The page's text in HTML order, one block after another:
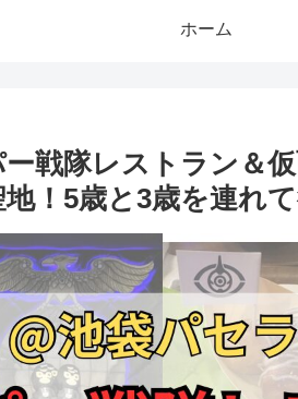
ホーム
戦隊レストラン＆
！5歳と3歳を連れ